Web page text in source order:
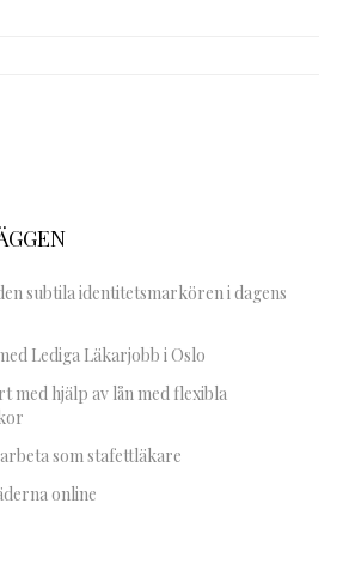
subtila identitetsmarkören i dagens
Lediga Läkarjobb i Oslo
med hjälp av lån med flexibla
som stafettläkare
online